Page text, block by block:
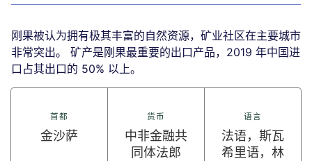
刚果被认为拥有极其丰富的自然资源，矿业社区在主要城市
非常突出。 矿产是刚果最重要的出口产品，2019 年中国进
口占其出口的 50% 以上。
首都
金沙萨
货币
中非金融共
同体法郎
语言
法语，斯瓦
希里语，林